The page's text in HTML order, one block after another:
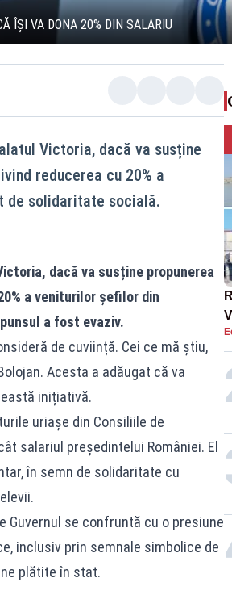
ÎȘI VA DONA 20% DIN SALARIU
Victoria, dacă va susține
reducerea cu 20% a
de solidaritate socială.
dacă va susține propunerea
a veniturilor șefilor din
a fost evaziv.
de cuviință. Cei ce mă știu,
Acesta a adăugat că va
inițiativă.
uriașe din Consiliile de
salariul președintelui României. El
în semn de solidaritate cu
Guvernul se confruntă cu o presiune
inclusiv prin semnale simbolice de
plătite în stat.